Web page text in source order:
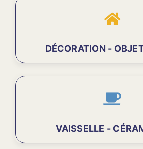
DÉCORATION -
VAISSELLE -